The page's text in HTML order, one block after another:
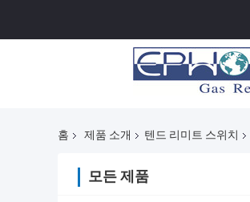
홈 제품 소개 텐드 리미트 스위치
모든 제품